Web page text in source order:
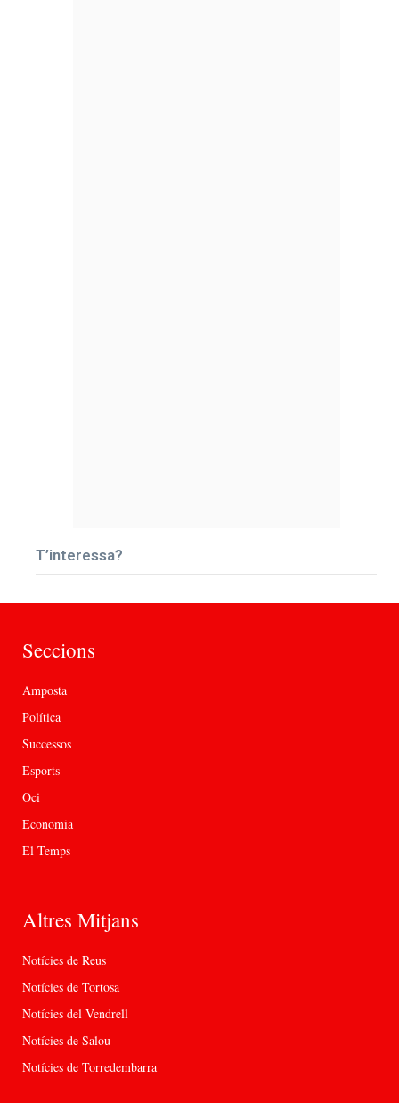
T’interessa?
Seccions
Amposta
Política
Successos
Esports
Oci
Economia
El Temps
Altres Mitjans
Notícies de Reus
Notícies de Tortosa
Notícies del Vendrell
Notícies de Salou
Notícies de Torredembarra